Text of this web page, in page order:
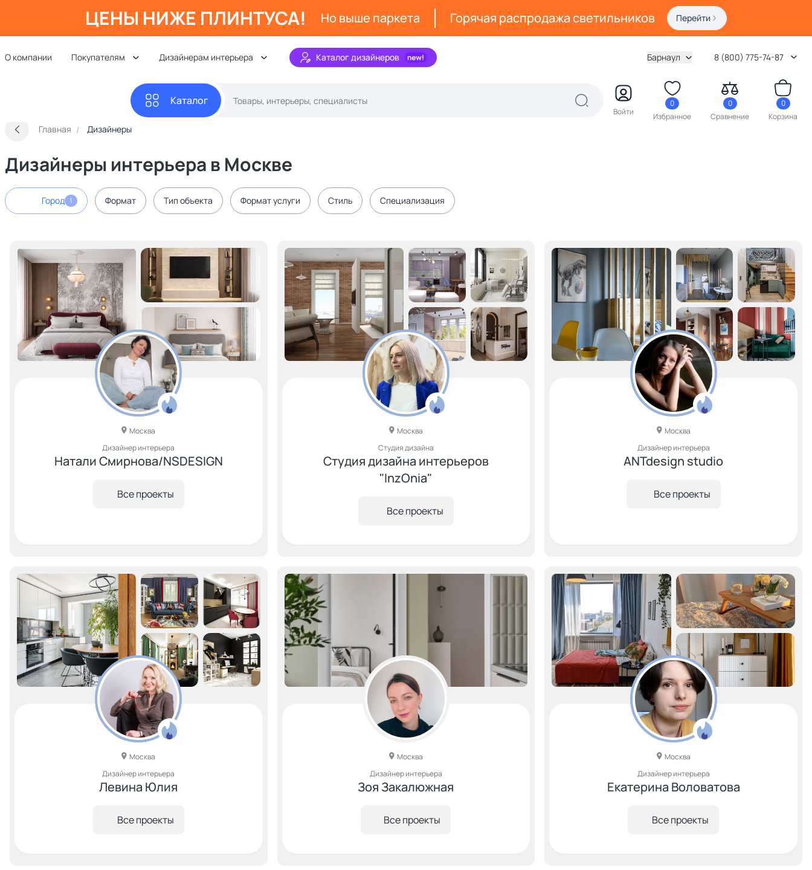
ЦЕНЫ НИЖЕ ПЛИНТУСА! Но выше паркета Горячая распродажа светильников Перейти
О компании Покупателям Дизайнерам интерьера Каталог дизайнеров Барнаул 8 (800) 775-74-87
Каталог
Войти
0
Избранное
0
Сравнение
0
Корзина
Главная Дизайнеры
Дизайнеры интерьера в Москве
Город 1 Формат Тип объекта Формат услуги Стиль Специализация
Москва
Дизайнер интерьера
Натали Смирнова/NSDESIGN
Все проекты
Москва
Студия дизайна
Студия дизайна интерьеров
"InzOnia"
Все проекты
Москва
Дизайнер интерьера
ANTdesign studio
Все проекты
Москва
Дизайнер интерьера
Левина Юлия
Все проекты
Москва
Дизайнер интерьера
Зоя Закалюжная
Все проекты
Москва
Дизайнер интерьера
Екатерина Воловатова
Все проекты